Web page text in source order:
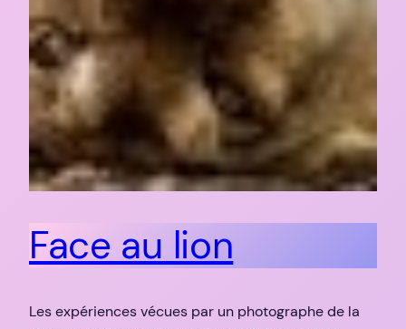
Face au lion
Les expériences vécues par un photographe de la